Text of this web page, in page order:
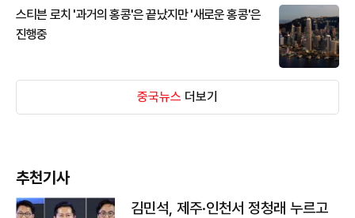
스티븐 로치 '과거의 홍콩'은 끝났지만 '새로운 홍콩'은
진행중
중국뉴스 더보기
추천기사
김민석, 제주·인천서 정청래 누르고